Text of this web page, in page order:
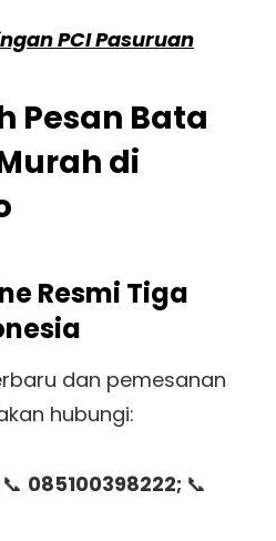
PCI Pasuruan
Pesan Bata
di
Resmi Tiga
dan pemesanan
hubungi:
📞 085100398222; 📞